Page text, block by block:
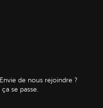
de nous rejoindre ?
se passe.